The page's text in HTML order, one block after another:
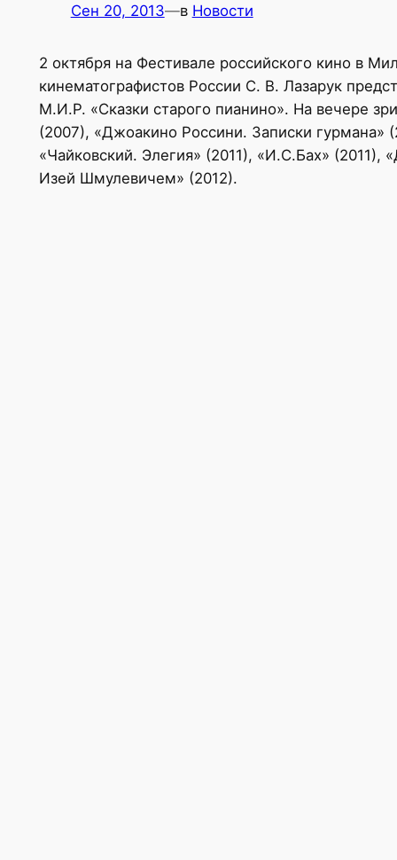
Сен 20, 2013—в Новости
2 октября на Фестивале российского кино в
кинематографистов России С. В. Лазарук
М.И.Р. «Сказки старого пианино». На вечере
(2007), «Джоакино Россини. Записки гурмана»
«Чайковский. Элегия» (2011), «И.С.Бах»
Изей Шмулевичем» (2012).